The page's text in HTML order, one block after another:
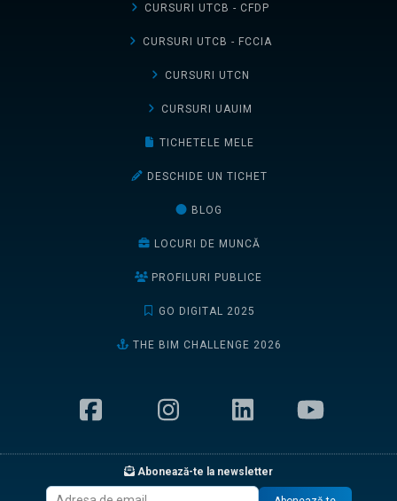
CURSURI UTCB - CFDP
CURSURI UTCB - FCCIA
CURSURI UTCN
CURSURI UAUIM
TICHETELE MELE
DESCHIDE UN TICHET
BLOG
LOCURI DE MUNCĂ
PROFILURI PUBLICE
GO DIGITAL 2025
THE BIM CHALLENGE 2026
Abonează-te la newsletter